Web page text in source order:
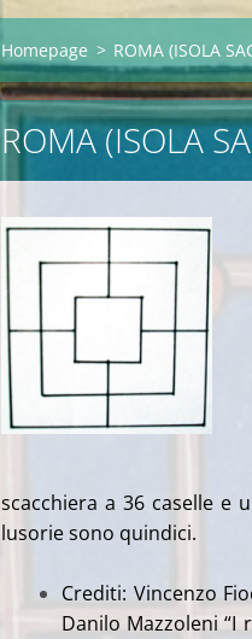
Homepage > ROMA (ISOLA
ROMA (ISOLA
scacchiera a 36 caselle e
lusorie sono quindici.
Crediti: Vincenzo
Danilo Mazzoleni “I